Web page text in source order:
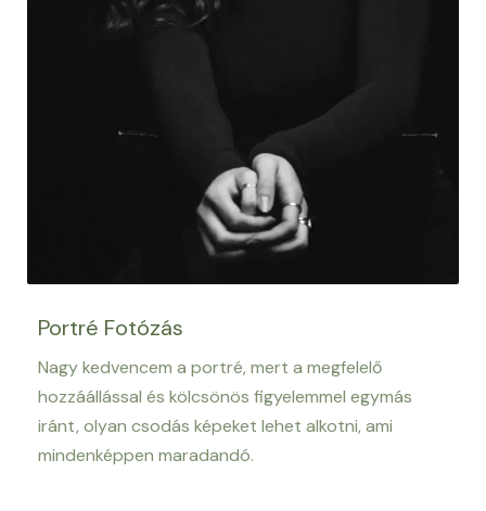
Portré Fotózás
Nagy kedvencem a portré, mert a megfelelő
hozzáállással és kölcsönös figyelemmel egymás
iránt, olyan csodás képeket lehet alkotni, ami
mindenképpen maradandó.